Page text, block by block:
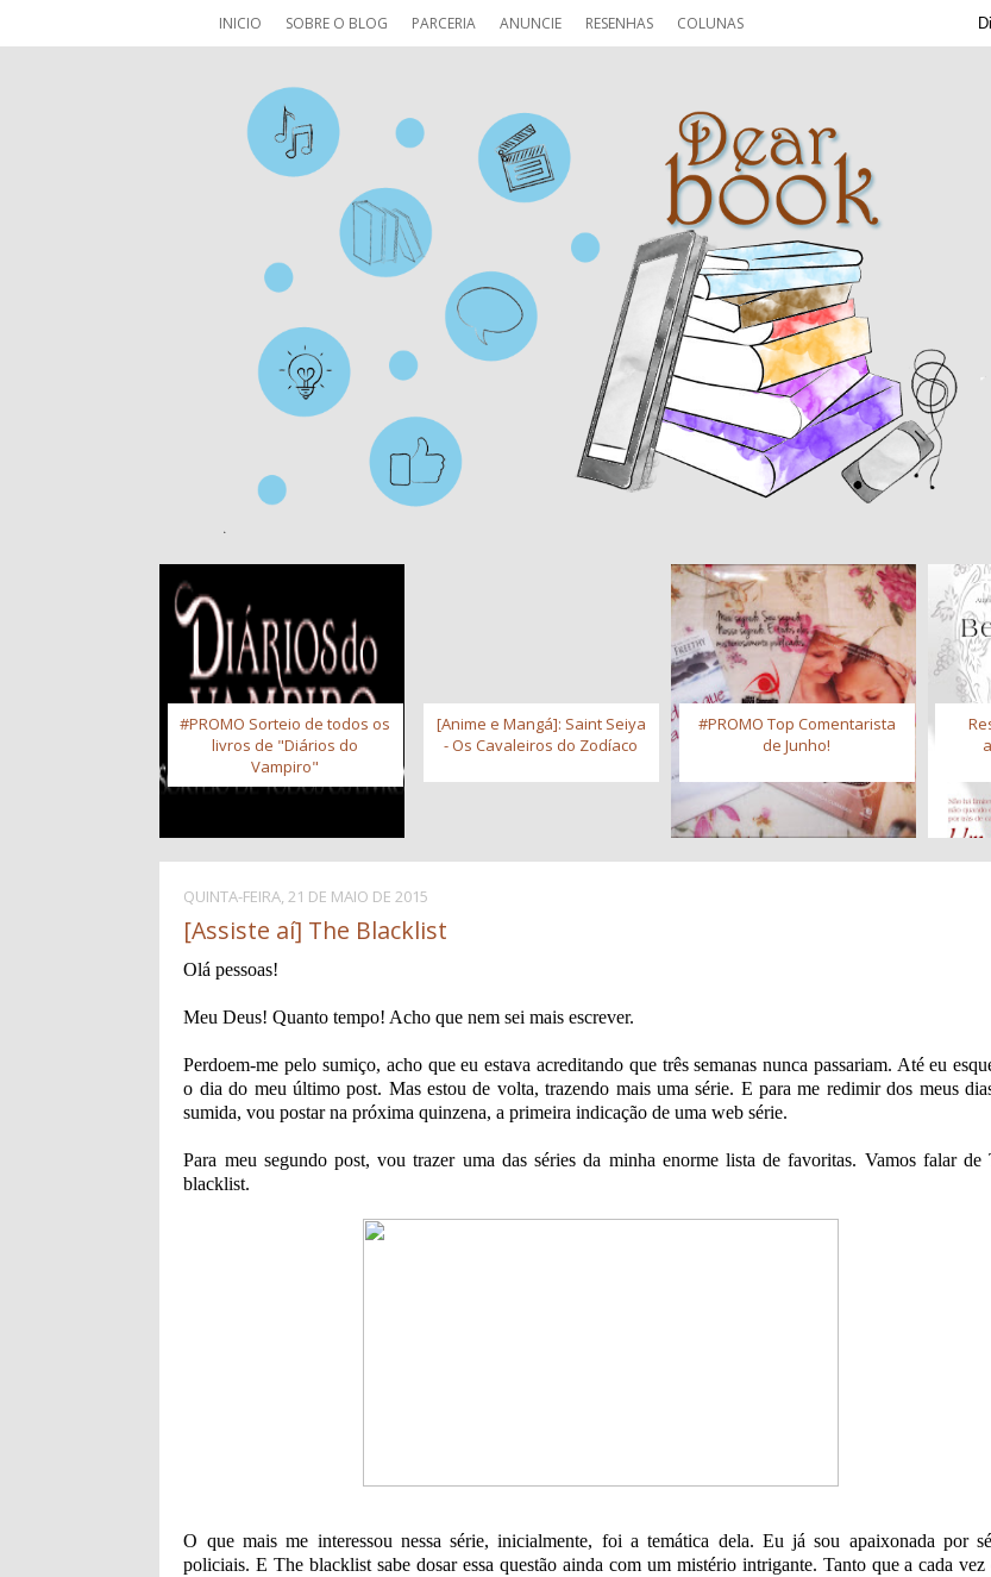
INICIO SOBRE O BLOG PARCERIA ANUNCIE RESENHAS COLUNAS
#PROMO Sorteio de todos os
livros de "Diários do
Vampiro"
[Anime e Mangá]: Saint Seiya
- Os Cavaleiros do Zodíaco
#PROMO Top Comentarista
de Junho!
QUINTA-FEIRA, 21 DE MAIO DE 2015
[Assiste aí] The Blacklist
Olá pessoas!
Meu Deus! Quanto tempo! Acho que nem sei mais escrever.
Perdoem-me pelo sumiço, acho que eu estava acreditando que três semanas nunca passariam. Até eu
o dia do meu último post. Mas estou de volta, trazendo mais uma série. E para me redimir dos meus
sumida, vou postar na próxima quinzena, a primeira indicação de uma web série.
Para meu segundo post, vou trazer uma das séries da minha enorme lista de favoritas. Vamos falar de
blacklist.
O que mais me interessou nessa série, inicialmente, foi a temática dela. Eu já sou apaixonada por
policiais. E The blacklist sabe dosar essa questão ainda com um mistério intrigante. Tanto que a cada vez